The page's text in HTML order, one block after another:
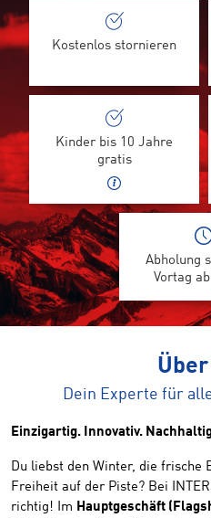
Kostenlos stornieren
Kinder bis 10 Jahre
gratis
Abholung
Vortag
Dein Experte für
Einzigartig. Innovativ.
Du liebst den Winter, die frische
Freiheit auf der Piste? Bei
richtig! Im Hauptgeschäft